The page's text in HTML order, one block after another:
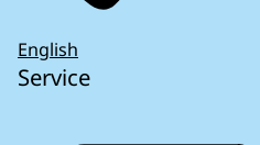
English
Service